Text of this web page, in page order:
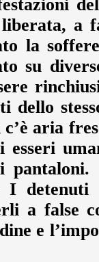
liberata,
la
su
aria
esseri
I detenuti
a false
e